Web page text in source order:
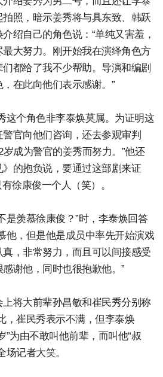
照，暗示姜秀将与具东致、韩跃
绍自己的角色说：“单纯又害羞，
大努力。刚开始我在演绎角色方
都给了我不少帮助。导演和编剧
在此向他们表示感谢。”
这个角色非李泰焕莫属。为证明这
官向他们咨询，还去参观审判
成为警官的姜秀而努力。”他还
的抱负说，要通过这部剧来证
徐康俊一个人（笑）。
是羡慕徐康俊？”时，李泰焕回答
他，但是他是成员中率先开始演戏
，非常努力，而且可以间接感受
谢他，同时也很抱歉他。”
将大前辈孙昌敏和崔民秀分别称
，崔民秀表示不满，但李泰焕
”为由不敢叫他前辈，而叫他“叔
场记者大笑。